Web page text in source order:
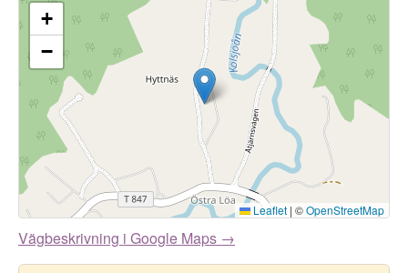
+
−
Leaflet | ©OpenStreetMap
Vägbeskrivning i Google Maps →